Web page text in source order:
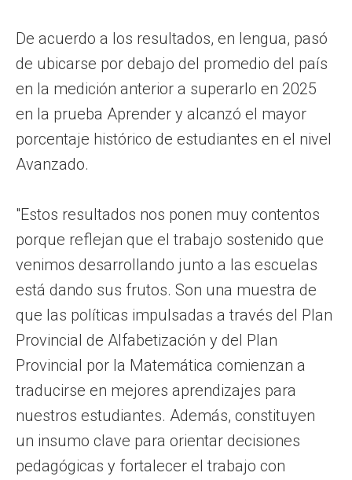
De acuerdo a los resultados, en lengua, pasó
de ubicarse por debajo del promedio del país
en la medición anterior a superarlo en 2025
en la prueba Aprender y alcanzó el mayor
porcentaje histórico de estudiantes en el nivel
Avanzado.
"Estos resultados nos ponen muy contentos
porque reflejan que el trabajo sostenido que
venimos desarrollando junto a las escuelas
está dando sus frutos. Son una muestra de
que las políticas impulsadas a través del Plan
Provincial de Alfabetización y del Plan
Provincial por la Matemática comienzan a
traducirse en mejores aprendizajes para
nuestros estudiantes. Además, constituyen
un insumo clave para orientar decisiones
pedagógicas y fortalecer el trabajo con